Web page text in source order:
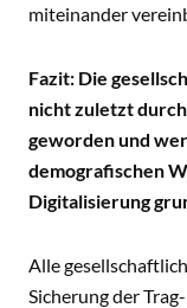
miteinander
Fazit: Die
nicht zuletzt
geworden und
demografischen
Digitalisierung
Alle
Sicherung der